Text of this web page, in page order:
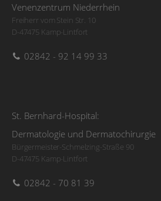
Venenzentrum Niederrhein
Freiherr vom Stein Str. 10
D-47475 Kamp-Lintfort
02842 - 92 14 99 33
St. Bernhard-Hospital:
Dermatologie und Dermatochirurgie
Bürgermeister-Schmelzing-Straße 90
D-47475 Kamp-Lintfort
02842 - 70 81 39